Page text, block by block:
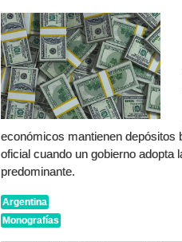
económicos mantienen depósitos
oficial cuando un gobierno
predominante.
Argentina
Monografías